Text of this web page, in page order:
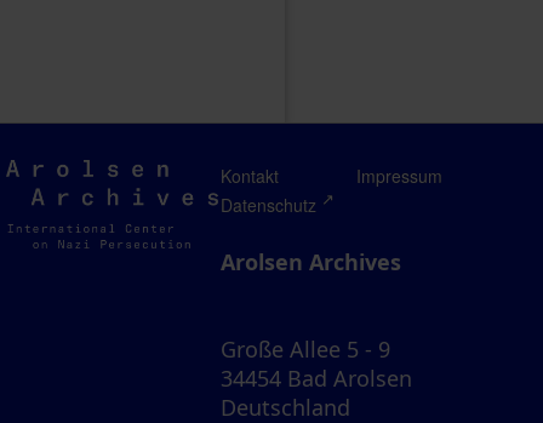
Arolsen
Archives
Kontakt
Impressum
Datenschutz
Arolsen Archives
Große Allee 5 - 9
34454 Bad Arolsen
Deutschland